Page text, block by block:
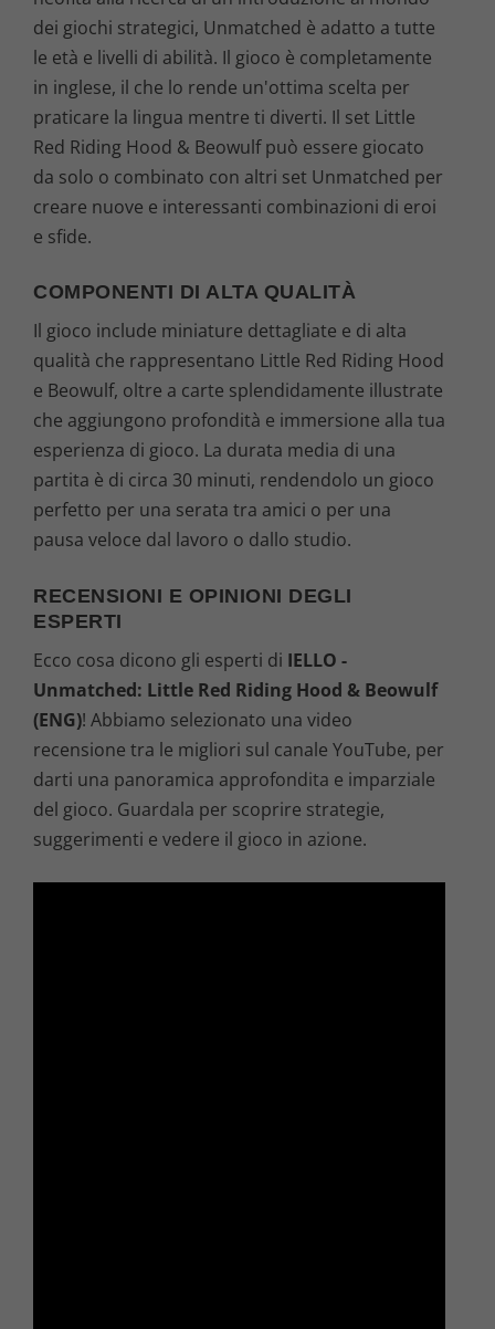
dei giochi strategici, Unmatched è adatto a tutte
le età e livelli di abilità. Il gioco è completamente
in inglese, il che lo rende un'ottima scelta per
praticare la lingua mentre ti diverti. Il set Little
Red Riding Hood & Beowulf può essere giocato
da solo o combinato con altri set Unmatched per
creare nuove e interessanti combinazioni di eroi
e sfide.
COMPONENTI DI ALTA QUALITÀ
Il gioco include miniature dettagliate e di alta
qualità che rappresentano Little Red Riding Hood
e Beowulf, oltre a carte splendidamente illustrate
che aggiungono profondità e immersione alla tua
esperienza di gioco. La durata media di una
partita è di circa 30 minuti, rendendolo un gioco
perfetto per una serata tra amici o per una
pausa veloce dal lavoro o dallo studio.
RECENSIONI E OPINIONI DEGLI
ESPERTI
Ecco cosa dicono gli esperti di IELLO -
Unmatched: Little Red Riding Hood & Beowulf
(ENG)! Abbiamo selezionato una video
recensione tra le migliori sul canale YouTube, per
darti una panoramica approfondita e imparziale
del gioco. Guardala per scoprire strategie,
suggerimenti e vedere il gioco in azione.